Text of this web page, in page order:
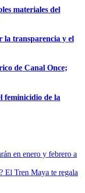
materiales del
la transparencia y el
de Canal Once;
feminicidio de la
en enero y febrero a
El Tren Maya te regala